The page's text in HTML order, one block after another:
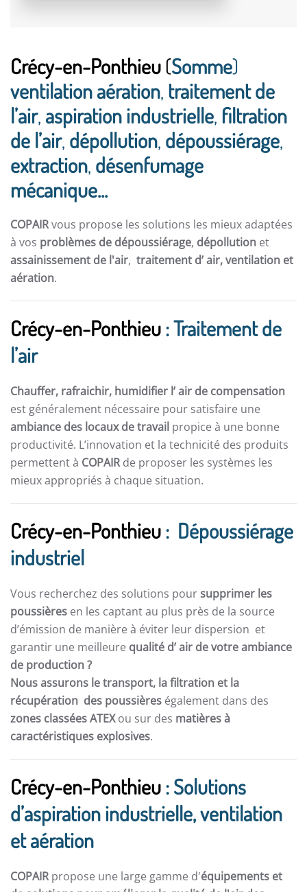
Crécy-en-Ponthieu(Somme)
ventilation aération, traitement de
l’air, aspiration industrielle, filtration
de l’air, dépollution, dépoussiérage,
extraction, désenfumage
mécanique...
COPAIRvous propose les solutions les mieux adaptées
à vos problèmes de dépoussiérage, dépollution et
assainissement de l'air, traitement d’ air,ventilation et
aération.
Crécy-en-Ponthieu: Traitement de
l’air
Chauffer, rafraichir, humidifier l’ air de compensation
est généralement nécessaire pour satisfaire une
ambiance des locaux de travail propice à une bonne
productivité. L’innovation et la technicité des produits
permettent à COPAIRde proposer les systèmes les
mieux appropriés à chaque situation.
Crécy-en-Ponthieu: Dépoussiérage
industriel
Vous recherchez des solutions poursupprimer les
poussières en les captant au plus près de la source
d’émission de manière à éviter leur dispersion et
garantir une meilleure qualité d’ air de votre ambiance
de production ?
Nous assurons le transport, la filtration et la
récupération des poussières également dans des
zones classées ATEXou sur des matières à
caractéristiques explosives.
Crécy-en-Ponthieu: Solutions
d’aspiration industrielle, ventilation
et aération
COPAIRpropose une large gamme d'équipements et